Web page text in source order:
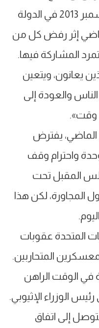
للحرب الأهلية وبدأت في ديسمبر 2013 في الدولة
إثر رفض كل من
المشاركة فيها.
يعانون، ويتعين
والعودة إلى
وقت».
الماضي، يفترض
واحترام وقف
بحلول 10 أغسطس المقبل تحت
المجاورة، لكن هذا
المتحدة عقوبات
المتحاربين.
في الوقت الراهن
رئيس الوزراء الإثيوبي.
إلى اتفاق